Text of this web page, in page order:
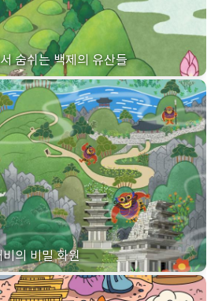
숨쉬는 백제의 유산들
의 비밀 화원